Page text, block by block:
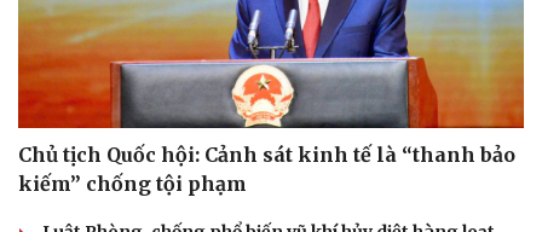
Chủ tịch Quốc hội: Cảnh sát kinh tế là “thanh bảo
kiếm” chống tội phạm